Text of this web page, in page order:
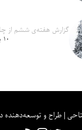
گزارش هفته‌ی ششم از
۱۰ بهمن ۱۴۰۴
| طراح و توسعه‌دهنده